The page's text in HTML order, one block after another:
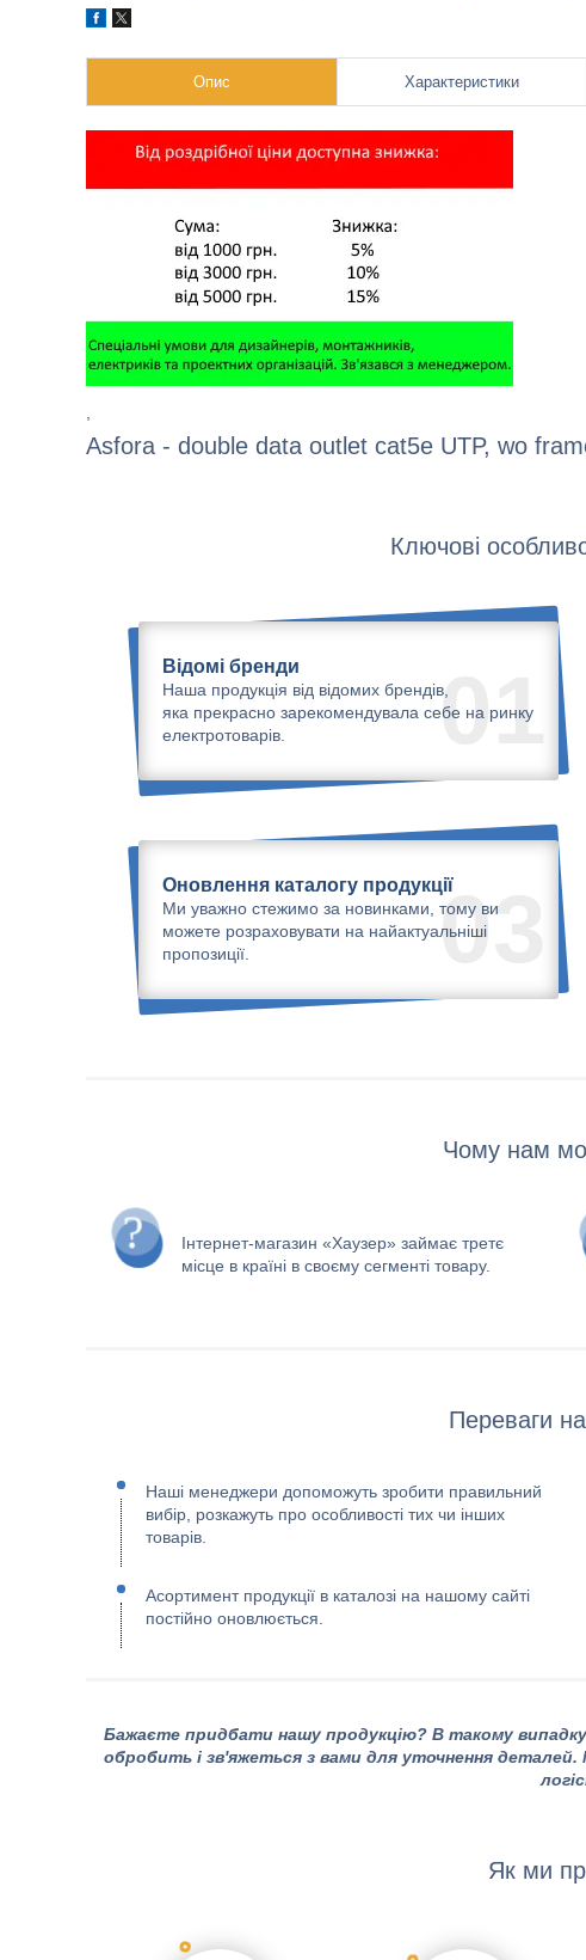
Опис Характеристики
Asfora - double data outlet cat5e UTP, wo
Ключові
01
Відомі бренди
Наша продукція від відомих брендів,
яка прекрасно зарекомендувала себе на ринку
електротоварів.
03
Оновлення каталогу продукції
Ми уважно стежимо за новинками, тому ви
можете розраховувати на найактуальніші
пропозиції.
Чому нам
Інтернет-магазин «Хаузер» займає третє
місце в країні в своєму сегменті товару.
Переваги
Наші менеджери допоможуть зробити правильний
вибір, розкажуть про особливості тих чи інших
товарів.
Асортимент продукції в каталозі на нашому сайті
постійно оновлюється.
Бажаєте придбати нашу продукцію? В такому
обробить і зв'яжеться з вами для уточнення деталей.
Як ми